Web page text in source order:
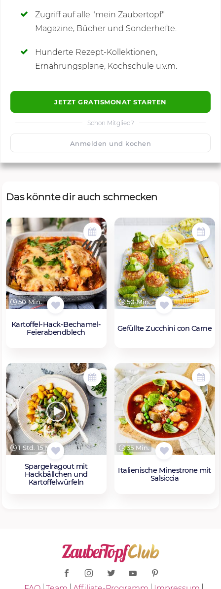
Zugriff auf alle "mein Zaubertopf"
Magazine, Bücher und Sonderhefte.
Hunderte Rezept-Kollektionen,
Ernährungspläne, Kochschule u.v.m.
JETZT GRATISMONAT STARTEN
Schon Mitglied?
Anmelden und kochen
Kommentare
🙂 1500 Speichern
Das könnte dir auch schmecken
50 Min.
Kartoffel-Hack-Bechamel-
Feierabendblech
50 Min.
Gefüllte Zucchini con Carne
1 Std. 15 Min.
Spargelragout mit
Hackbällchen und
Kartoffelwürfeln
35 Min.
Italienische Minestrone mit
Salsiccia